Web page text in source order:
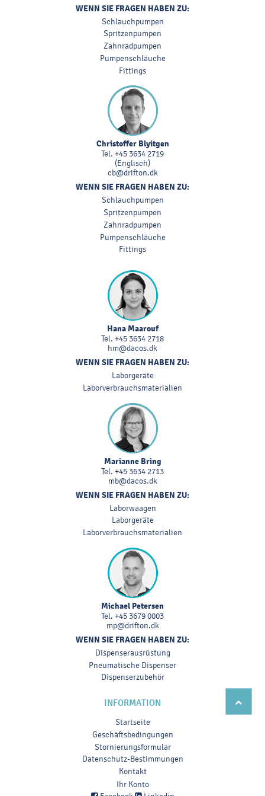
WENN SIE FRAGEN HABEN ZU:
Schlauchpumpen
Spritzenpumpen
Zahnradpumpen
Pumpenschläuche
Fittings
Christoffer Blyitgen
Tel. +45 3634 2719
(Englisch)
cb@drifton.dk
WENN SIE FRAGEN HABEN ZU:
Schlauchpumpen
Spritzenpumpen
Zahnradpumpen
Pumpenschläuche
Fittings
Hana Maarouf
Tel. +45 3634 2718
hm@dacos.dk
WENN SIE FRAGEN HABEN ZU:
Laborgeräte
Laborverbrauchsmaterialien
Marianne Bring
Tel. +45 3634 2713
mb@dacos.dk
WENN SIE FRAGEN HABEN ZU:
Laborwaagen
Laborgeräte
Laborverbrauchsmaterialien
Michael Petersen
Tel. +45 3679 0003
mp@drifton.dk
WENN SIE FRAGEN HABEN ZU:
Dispenserausrüstung
Pneumatische Dispenser
Dispenserzubehör
INFORMATION
Startseite
Geschäftsbedingungen
Stornierungsformular
Datenschutz-Bestimmungen
Kontakt
Ihr Konto